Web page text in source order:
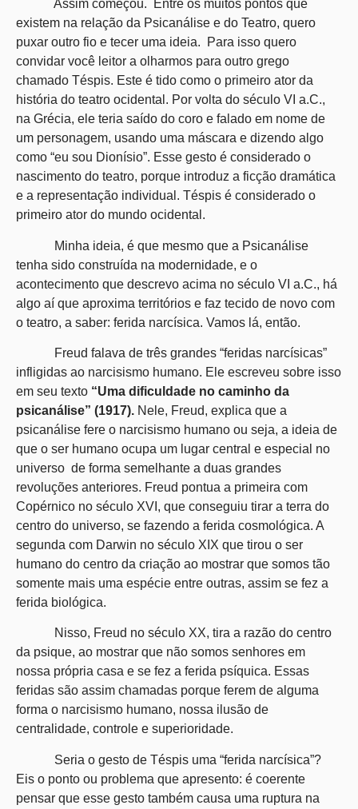
Assim começou. Entre os muitos pontos que
existem na relação da Psicanálise e do Teatro, quero
puxar outro fio e tecer uma ideia. Para isso quero
convidar você leitor a olharmos para outro grego
chamado Téspis. Este é tido como o primeiro ator da
história do teatro ocidental. Por volta do século VI a.C.,
na Grécia, ele teria saído do coro e falado em nome de
um personagem, usando uma máscara e dizendo algo
como “eu sou Dionísio”. Esse gesto é considerado o
nascimento do teatro, porque introduz a ficção dramática
e a representação individual. Téspis é considerado o
primeiro ator do mundo ocidental.
Minha ideia, é que mesmo que a Psicanálise
tenha sido construída na modernidade, e o
acontecimento que descrevo acima no século VI a.C., há
algo aí que aproxima territórios e faz tecido de novo com
o teatro, a saber: ferida narcísica. Vamos lá, então.
Freud falava de três grandes “feridas narcísicas”
infligidas ao narcisismo humano. Ele escreveu sobre isso
em seu texto “Uma dificuldade no caminho da
psicanálise” (1917). Nele, Freud, explica que a
psicanálise fere o narcisismo humano ou seja, a ideia de
que o ser humano ocupa um lugar central e especial no
universo de forma semelhante a duas grandes
revoluções anteriores. Freud pontua a primeira com
Copérnico no século XVI, que conseguiu tirar a terra do
centro do universo, se fazendo a ferida cosmológica. A
segunda com Darwin no século XIX que tirou o ser
humano do centro da criação ao mostrar que somos tão
somente mais uma espécie entre outras, assim se fez a
ferida biológica.
Nisso, Freud no século XX, tira a razão do centro
da psique, ao mostrar que não somos senhores em
nossa própria casa e se fez a ferida psíquica. Essas
feridas são assim chamadas porque ferem de alguma
forma o narcisismo humano, nossa ilusão de
centralidade, controle e superioridade.
Seria o gesto de Téspis uma “ferida narcísica”?
Eis o ponto ou problema que apresento: é coerente
pensar que esse gesto também causa uma ruptura na